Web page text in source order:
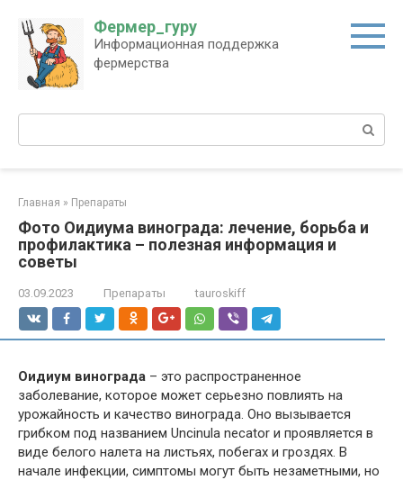
контенту
Фермер_гуру
Информационная поддержка
фермерства
Поиск:
Главная » Препараты
Фото Оидиума винограда: лечение, борьба и
профилактика – полезная информация и
советы
03.09.2023 Препараты tauroskiff
Оидиум винограда – это распространенное
заболевание, которое может серьезно повлиять на
урожайность и качество винограда. Оно вызывается
грибком под названием Uncinula necator и проявляется в
виде белого налета на листьях, побегах и гроздях. В
начале инфекции, симптомы могут быть незаметными, но